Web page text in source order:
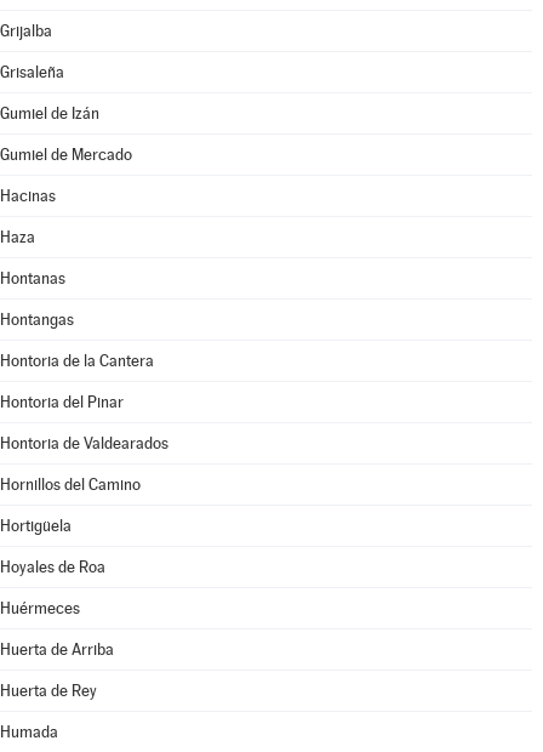
Grijalba
Grisaleña
Gumiel de Izán
Gumiel de Mercado
Hacinas
Haza
Hontanas
Hontangas
Hontoria de la Cantera
Hontoria del Pinar
Hontoria de Valdearados
Hornillos del Camino
Hortigüela
Hoyales de Roa
Huérmeces
Huerta de Arriba
Huerta de Rey
Humada